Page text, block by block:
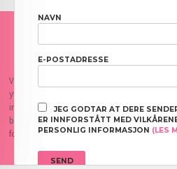
FRAKT KJØPSBETINGELSER
Vår nettbutikk bruker cookies slik at du får
yte deg bedre service. Vi bruker cookies
innloggingsdetaljer og huske hva du har
bruke siden som normalt om du godtar
for cookies.
NAVN
E-POSTADRESSE
JEG GODTAR AT DERE
ER INNFORSTÅTT MED
PERSONLIG INFORMASJON (LES